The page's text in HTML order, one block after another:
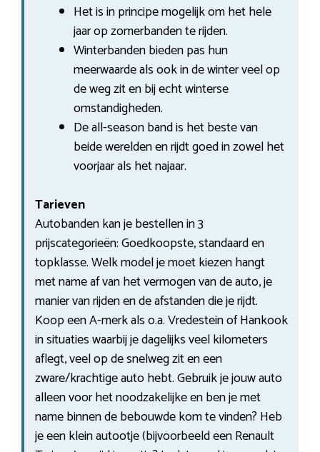
Het is in principe mogelijk om het hele
jaar op zomerbanden te rijden.
Winterbanden bieden pas hun
meerwaarde als ook in de winter veel op
de weg zit en bij echt winterse
omstandigheden.
De all-season band is het beste van
beide werelden en rijdt goed in zowel het
voorjaar als het najaar.
Tarieven
Autobanden kan je bestellen in 3
prijscategorieën: Goedkoopste, standaard en
topklasse. Welk model je moet kiezen hangt
met name af van het vermogen van de auto, je
manier van rijden en de afstanden die je rijdt.
Koop een A-merk als o.a. Vredestein of Hankook
in situaties waarbij je dagelijks veel kilometers
aflegt, veel op de snelweg zit en een
zware/krachtige auto hebt. Gebruik je jouw auto
alleen voor het noodzakelijke en ben je met
name binnen de bebouwde kom te vinden? Heb
je een klein autootje (bijvoorbeeld een Renault